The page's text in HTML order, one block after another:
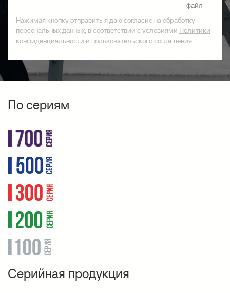
файл
Нажимая кнопку отправить я даю согласие на обработку
персональных данных, в соответствии с условиями Политики
конфиденциальности и пользовательского соглашения
По сериям
Серийная продукция